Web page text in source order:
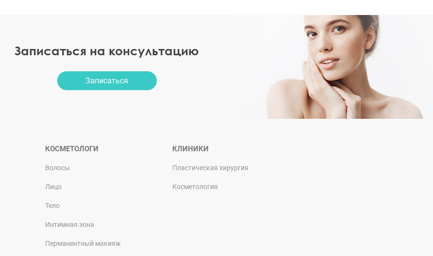
Записаться на консультацию
Записаться
КОСМЕТОЛОГИ
Волосы
Лицо
Тело
Интимная зона
Перманентный макияж
КЛИНИКИ
Пластическая хирургия
Косметология